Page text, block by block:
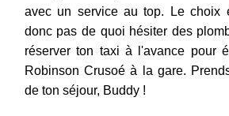
avec un service au top. Le choix
donc pas de quoi hésiter des
réserver ton taxi à l'avance pour
Robinson Crusoé à la gare.
de ton séjour, Buddy !